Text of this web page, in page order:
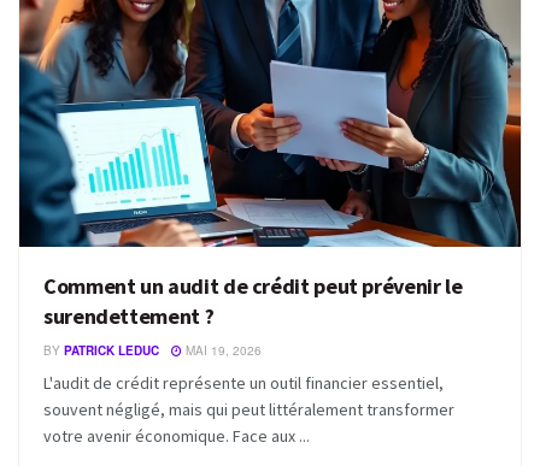
Comment un audit de crédit peut prévenir le
surendettement ?
BY PATRICK LEDUC MAI 19, 2026
L'audit de crédit représente un outil financier essentiel,
souvent négligé, mais qui peut littéralement transformer
votre avenir économique. Face aux ...